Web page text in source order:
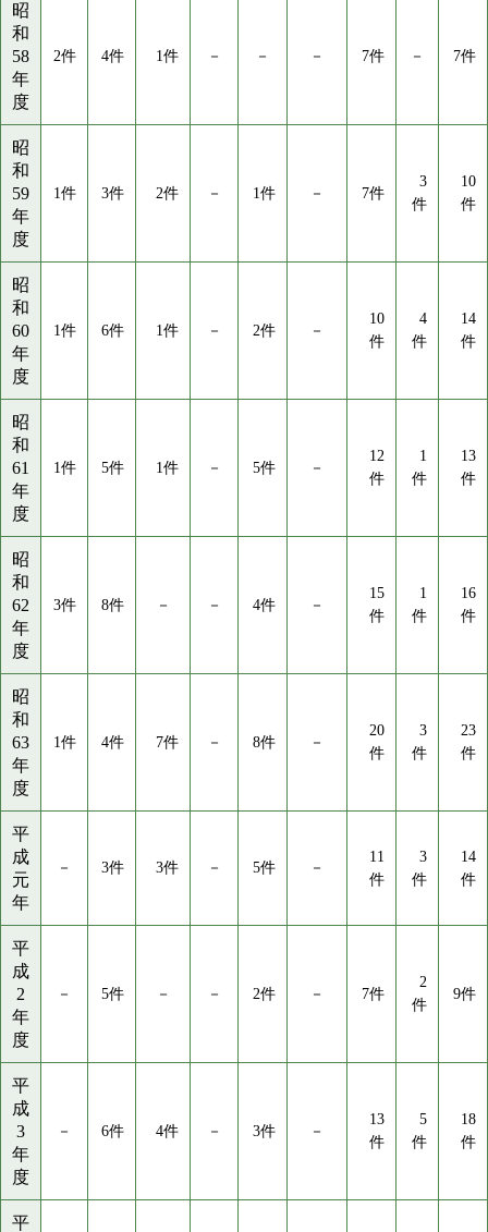
昭
和
58
年
度
2件 4件 1件 － － － 7件 － 7件
昭
和
59
年
度
1件 3件 2件 － 1件 － 7件
3
件
10
件
昭
和
60
年
度
1件 6件 1件 － 2件 －
10
件
4
件
14
件
昭
和
61
年
度
1件 5件 1件 － 5件 －
12
件
1
件
13
件
昭
和
62
年
度
3件 8件 － － 4件 －
15
件
1
件
16
件
昭
和
63
年
度
1件 4件 7件 － 8件 －
20
件
3
件
23
件
平
成
元
年
－ 3件 3件 － 5件 －
11
件
3
件
14
件
平
成
2
年
度
－ 5件 － － 2件 － 7件
2
件
9件
平
成
3
年
度
－ 6件 4件 － 3件 －
13
件
5
件
18
件
平